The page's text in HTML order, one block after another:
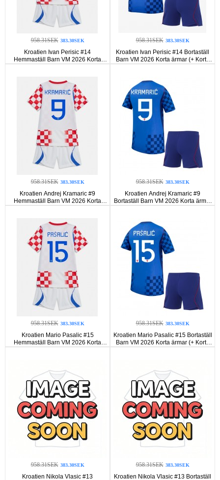
958.31SEK 383.30SEK
Kroatien Ivan Perisic #14
Hemmaställ Barn VM 2026 Korta
ärmar (+ Korta byxor)
958.31SEK 383.30SEK
Kroatien Ivan Perisic #14 Bortaställ
Barn VM 2026 Korta ärmar (+ Korta
byxor)
958.31SEK 383.30SEK
Kroatien Andrej Kramaric #9
Hemmaställ Barn VM 2026 Korta
ärmar (+ Korta byxor)
958.31SEK 383.30SEK
Kroatien Andrej Kramaric #9
Bortaställ Barn VM 2026 Korta ärmar
(+ Korta byxor)
958.31SEK 383.30SEK
Kroatien Mario Pasalic #15
Hemmaställ Barn VM 2026 Korta
ärmar (+ Korta byxor)
958.31SEK 383.30SEK
Kroatien Mario Pasalic #15 Bortaställ
Barn VM 2026 Korta ärmar (+ Korta
byxor)
958.31SEK 383.30SEK
Kroatien Nikola Vlasic #13
958.31SEK 383.30SEK
Kroatien Nikola Vlasic #13 Bortaställ